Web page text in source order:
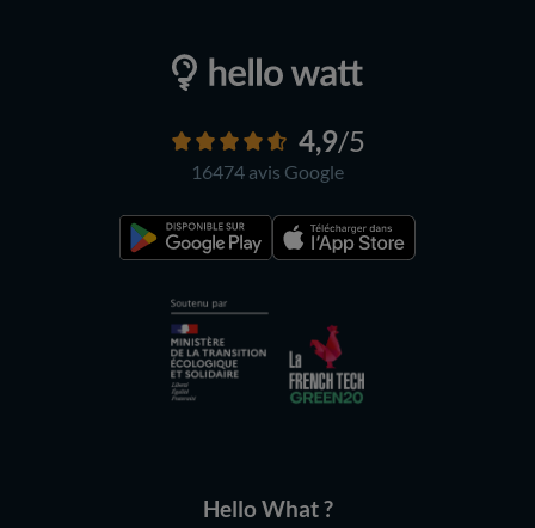
4,9/5
16474 avis Google
Hello What ?